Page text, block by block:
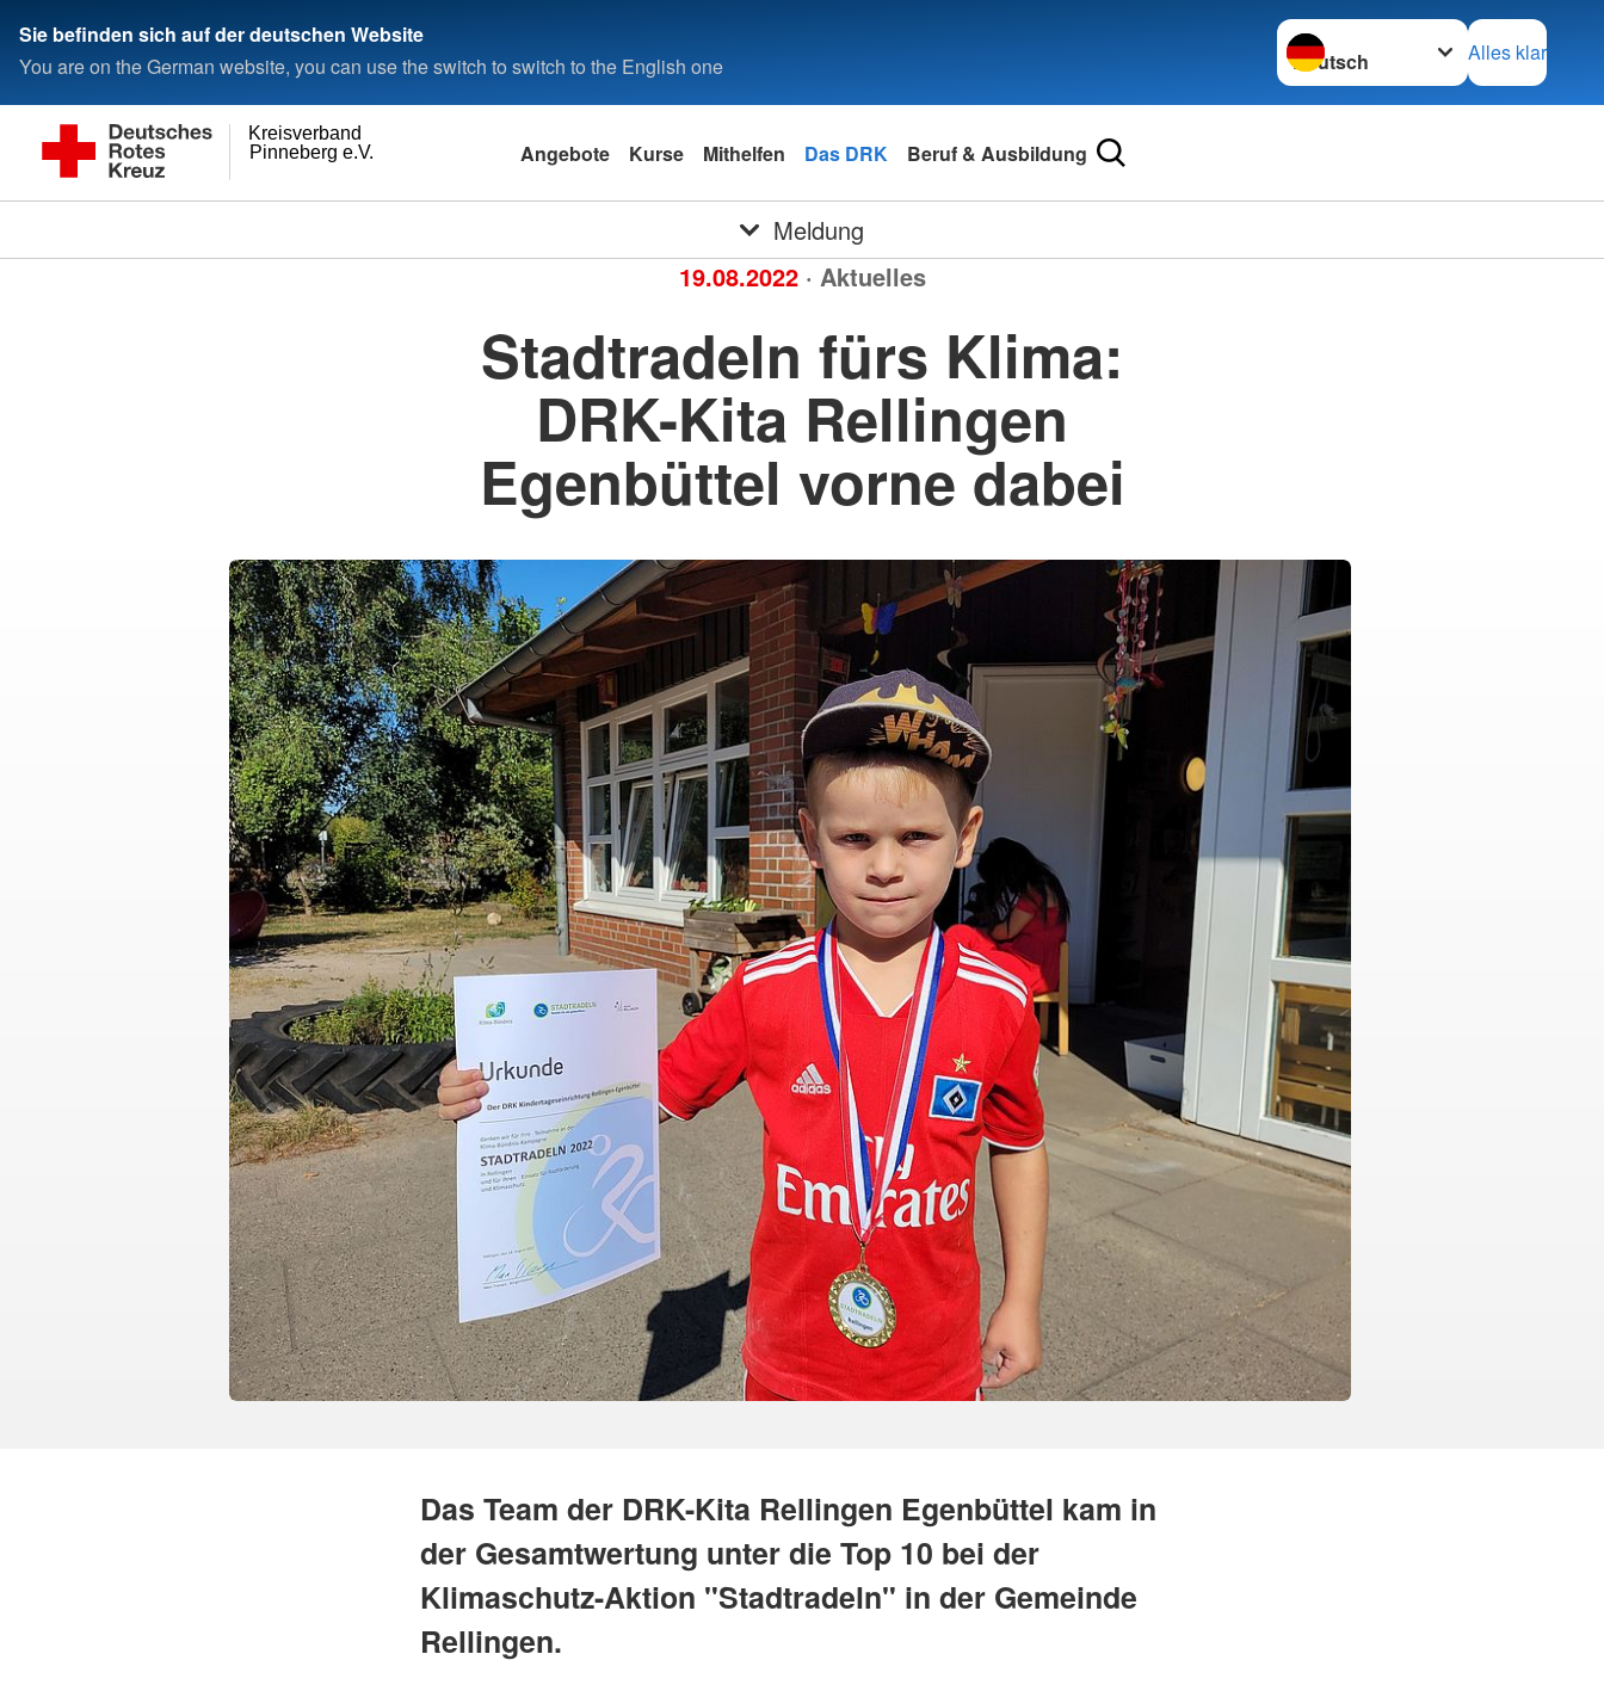
Sie befinden sich auf der deutschen Website
You are on the German website, you can use the switch to switch to the English one
Sprache wechseln zu
Alles klar
Pinneberg e.V.
Kreisverband
Angebote Kurse Mithelfen Das DRK Beruf & Ausbildung
Meldung
19.08.2022 · Aktuelles
Stadtradeln fürs Klima:
DRK-Kita Rellingen
Egenbüttel vorne dabei
Das Team der DRK-Kita Rellingen Egenbüttel kam in
der Gesamtwertung unter die Top 10 bei der
Klimaschutz-Aktion "Stadtradeln" in der Gemeinde
Rellingen.